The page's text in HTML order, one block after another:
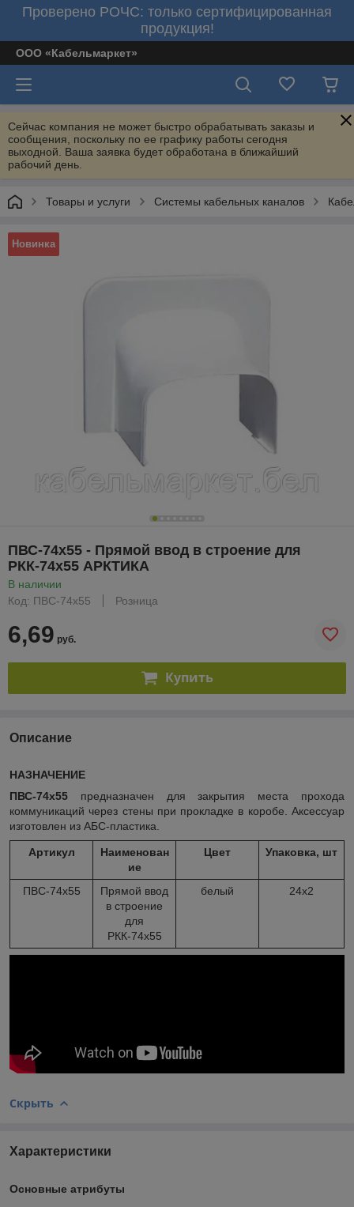
Проверено РОЧС: только сертифицированная
продукция!
ООО «Кабельмаркет»
Сейчас компания не может быстро обрабатывать заказы и
сообщения, поскольку по ее графику работы сегодня
выходной. Ваша заявка будет обработана в ближайший
рабочий день.
Товары и услуги Системы кабельных каналов
Новинка
ПВС-74х55 - Прямой ввод в строение для
РКК-74х55 АРКТИКА
В наличии
Код: ПВС-74х55
Розница
6,69 руб.
Купить
Описание
НАЗНАЧЕНИЕ
ПВС-74х55 предназначен для закрытия места прохода
коммуникаций через стены при прокладке в коробе. Аксессуар
изготовлен из АБС-пластика.
Артикул
Наименован
ие
Цвет Упаковка, шт
ПВС-74х55
Прямой ввод
в строение
для
РКК-74х55
белый 24х2
Скрыть
Характеристики
Основные атрибуты